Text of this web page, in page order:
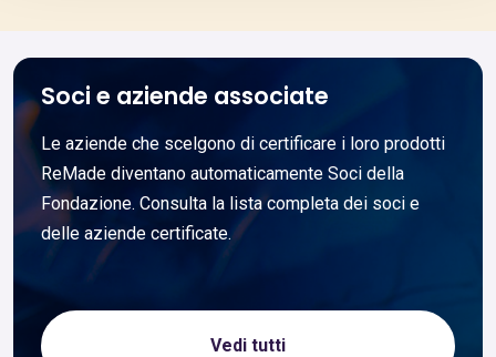
Soci e aziende associate
Le aziende che scelgono di certificare i loro prodotti
ReMade diventano automaticamente Soci della
Fondazione. Consulta la lista completa dei soci e
delle aziende certificate.
Vedi tutti